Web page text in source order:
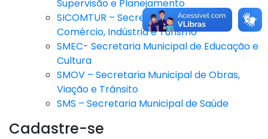
Supervisão e Planejamento
SICOMTUR – Secretaria Municipal de
Comércio, Indústria e Turismo
SMEC- Secretaria Municipal de Educação e
Cultura
SMOV – Secretaria Municipal de Obras,
Viação e Trânsito
SMS – Secretaria Municipal de Saúde
Cadastre-se